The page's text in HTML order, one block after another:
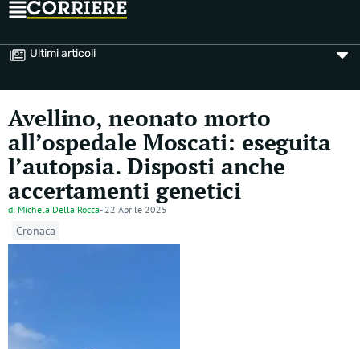
Ultimi articoli
Avellino, neonato morto
all’ospedale Moscati: eseguita
l’autopsia. Disposti anche
accertamenti genetici
di Michela Della Rocca- 22 Aprile 2025
Cronaca